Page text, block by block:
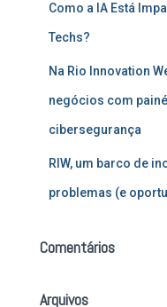
Como a IA Está
Techs?
Na Rio Innovation
negócios com
cibersegurança
RIW, um barco de
problemas (e
Comentários
Arquivos